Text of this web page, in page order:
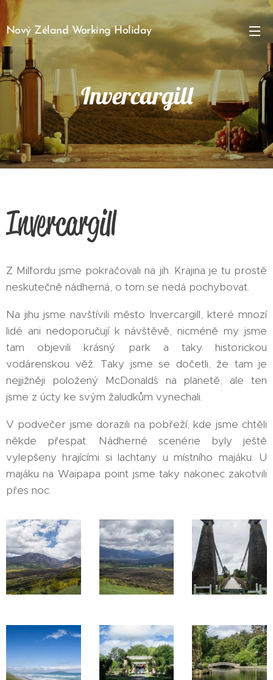
Nový Zéland Working Holiday
Invercargill
Invercargill
Z Milfordu jsme pokračovali na jih. Krajina je tu prostě
neskutečně nádherná, o tom se nedá pochybovat.
Na jihu jsme navštívili město Invercargill, které mnozí
lidé ani nedoporučují k návštěvě, nicméně my jsme
tam objevili krásný park a taky historickou
vodárenskou věž. Taky jsme se dočetli, že tam je
nejjižněji položený McDonald´s na planetě, ale ten
jsme z úcty ke svým žaludkům vynechali.
V podvečer jsme dorazili na pobřeží, kde jsme chtěli
někde přespat. Nádherné scenérie byly ještě
vylepšeny hrajícími si lachtany u místního majáku. U
majáku na Waipapa point jsme taky nakonec zakotvili
přes noc.